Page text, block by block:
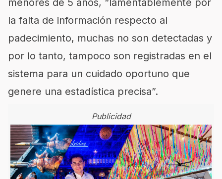
menores de 5 años, “lamentablemente por
la falta de información respecto al
padecimiento, muchas no son detectadas y
por lo tanto, tampoco son registradas en el
sistema para un cuidado oportuno que
genere una estadística precisa”.
Publicidad